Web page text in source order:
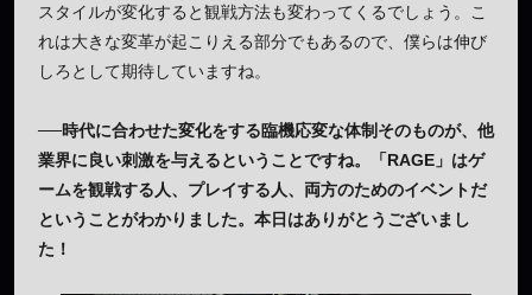
スタイルが変化すると観戦方法も変わってくるでしょう。こ
れは大きな変革が起こりえる部分でもあるので、僕らは伸び
しろとして期待していますね。
──時代に合わせた変化をする臨機応変な体制そのものが、他
業界に良い刺激を与えるということですね。「RAGE」はゲ
ームを観戦する人、プレイする人、両方のためのイベントだ
ということがわかりました。本日はありがとうございまし
た！